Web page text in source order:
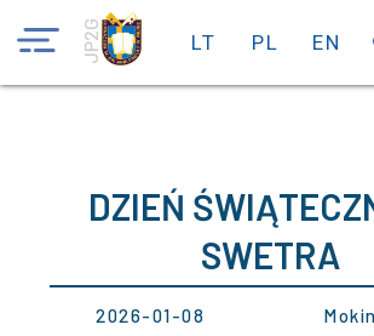
JP2G LT PL EN
DZIEŃ
SWETRA
2026-01-08